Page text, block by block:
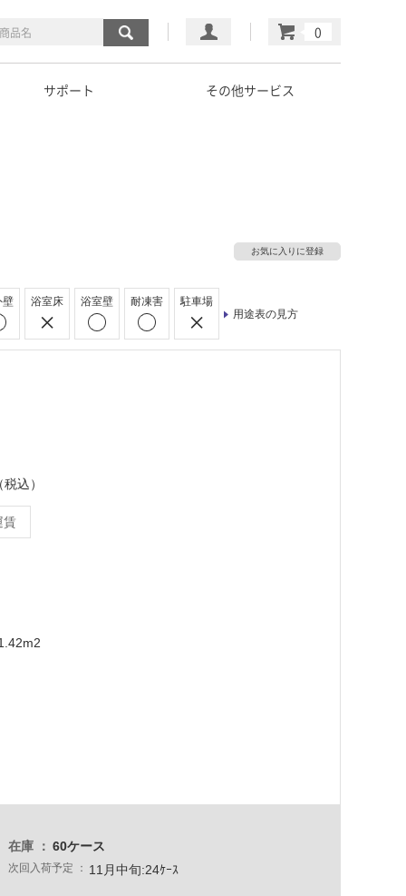
マイページ
カート
サポート その他サービス
お気に入りに登録
壁 浴室床 浴室壁 耐凍害
駐車場
用途表の見方
込）
賃
在庫 60ケース
次回入荷予定 11月中旬:24ｹｰｽ